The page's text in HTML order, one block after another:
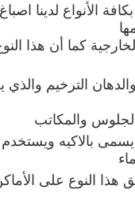
الأنواع لدينا
كما أن هذا
والدهان الترخيم
والمكاتب
يسمى بالاكيه
هذا النوع على